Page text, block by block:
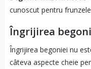
cunoscut pentru
Îngrijirea
Îngrijirea begoniei nu
câteva aspecte cheie